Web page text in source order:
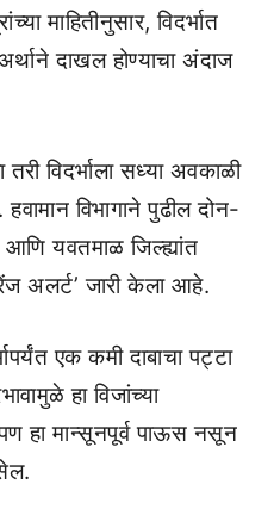
माहितीनुसार, विदर्भात
दाखल होण्याचा अंदाज
विदर्भाला सध्या अवकाळी
विभागाने पुढील दोन-
आणि यवतमाळ जिल्ह्यांत
अलर्ट’ जारी केला आहे.
एक कमी दाबाचा पट्टा
हा विजांच्या
हा मान्सूनपूर्व पाऊस नसून